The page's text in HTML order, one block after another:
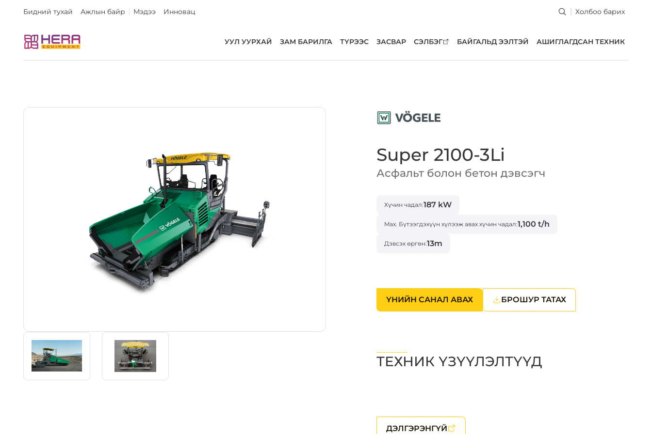
Бидний тухай Ажлын байр Мэдээ Инновац Холбоо барих
УУЛ УУРХАЙ ЗАМ БАРИЛГА ТҮРЭЭС ЗАСВАР СЭЛБЭГ БАЙГАЛЬД ЭЭЛТЭЙ АШИГЛАГДСАН ТЕХНИК
Super 2100-3Li
Асфальт болон бетон дэвсэгч
Хүчин чадал:187 kW
Max. Бүтээгдэхүүн хүлээж авах хүчин чадал:1,100 t/h
Дэвсэх өргөн:13m
ҮНИЙН САНАЛ АВАХ БРОШУР ТАТАХ
ТЕХНИК ҮЗҮҮЛЭЛТҮҮД
ДЭЛГЭРЭНГҮЙ